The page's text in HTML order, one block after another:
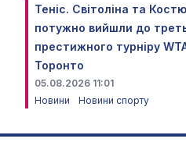
Теніс. Світоліна та
потужно вийшли до
престижного турніру
Торонто
05.08.2026 11:01
Новини
Новини спорту